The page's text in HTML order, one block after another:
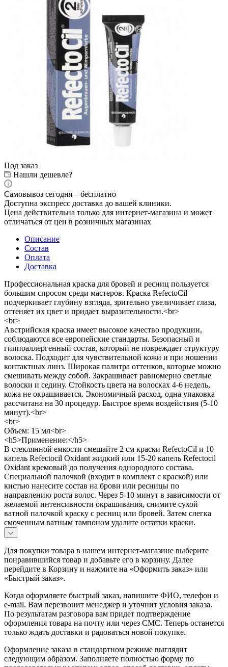
Под заказ
Нашли дешевле?
Самовывоз сегодня – бесплатно
Доступна экспресс доставка до вашей клиники.
Цена действительна только для интернет-магазина и может
отличаться от цен в розничных магазинах
Описание
Состав
Оплата
Доставка
Профессиональная краска для бровей и ресниц пользуется
большим спросом среди мастеров. Краска RefectoCil
подчеркивает глубину взгляда, зрительно увеличивает глаза,
оттеняет их цвет и придает выразительности.<br>
<br>
Австрийская краска имеет высокое качество продукции,
соблюдаются все европейские стандарты. Безопасный и
гиппоаллергенный состав, который не повреждает структуру
волоска. Подходит для чувствительной кожи и при ношении
контактных линз. Широкая палитра оттенков, которые можно
смешивать между собой. Закрашивает равномерно светлые
волоски и седину. Стойкость цвета на волосках 4-6 недель,
кожа не окрашивается. Экономичный расход, одна упаковка
рассчитана на 30 процедур. Быстрое время воздействия (5-10
минут).<br>
<br>
Объем: 15 мл<br>
<h5>Применение:</h5>
В стеклянной емкости смешайте 2 см краски RefectoCil и 10
капель Refectocil Oxidant жидкий или 15-20 капель Refectocil
Oxidant кремовый до получения однородного состава.
Специальной палочкой (входит в комплект с краской) или
кистью нанесите состав на брови или ресницы по
направлению роста волос. Через 5-10 минут в зависимости от
желаемой интенсивности окрашивания, снимите сухой
ватной палочкой краску с ресниц или бровей. Затем слегка
смоченным ватным тампоном удалите остатки краски.
Для покупки товара в нашем интернет-магазине выберите
понравившийся товар и добавьте его в корзину. Далее
перейдите в Корзину и нажмите на «Оформить заказ» или
«Быстрый заказ».
Когда оформляете быстрый заказ, напишите ФИО, телефон и
e-mail. Вам перезвонит менеджер и уточнит условия заказа.
По результатам разговора вам придет подтверждение
оформления товара на почту или через СМС. Теперь останется
только ждать доставки и радоваться новой покупке.
Оформление заказа в стандартном режиме выглядит
следующим образом. Заполняете полностью форму по